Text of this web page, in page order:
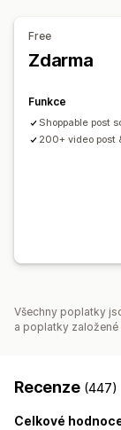
Vlastní pravidla
Sledování
Atribuce UTM
Free
Zdarma
Funkce
Shoppable post
200+ video post
Všechny poplatky
a poplatky
Recenze (447)
Celkové